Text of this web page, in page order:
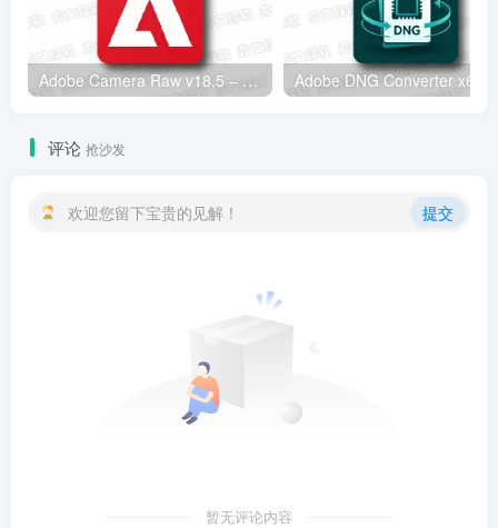
Adobe Camera Raw v18.5 – 专业RAW图像处理工具
评论 抢沙发
欢迎您留下宝贵的见解！ 提交
暂无评论内容